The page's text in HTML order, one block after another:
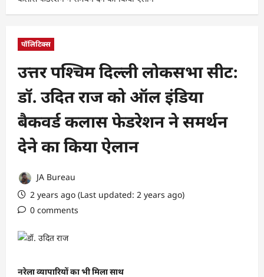
पॉलिटिक्स
उत्तर पश्चिम दिल्ली लोकसभा सीट:
डॉ. उदित राज को ऑल इंडिया
बैकवर्ड कलास फेडरेशन ने समर्थन
देने का किया ऐलान
JA Bureau
2 years ago (Last updated: 2 years ago)
0 comments
नरेला व्यापारियों का भी मिला साथ